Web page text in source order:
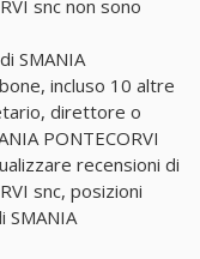
snc non sono
SMANIA
incluso 10 altre
direttore o
PONTECORVI
recensioni di
snc, posizioni
SMANIA